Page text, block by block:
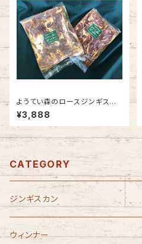
ようてい森のロースジンギスカ
ン 1kg
¥3,888
CATEGORY
ジンギスカン
ウィンナー